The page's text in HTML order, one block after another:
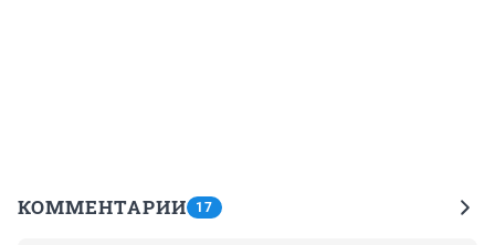
КОММЕНТАРИИ 17